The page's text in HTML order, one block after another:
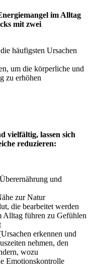
im Alltag
mit zwei
häufigsten Ursachen
um die körperliche und
zu erhöhen
vielfältig, lassen sich
reduzieren:
und
zur Natur
die bearbeitet werden
Alltag führen zu Gefühlen
erkennen und
nehmen, den
wozu
Emotionskontrolle